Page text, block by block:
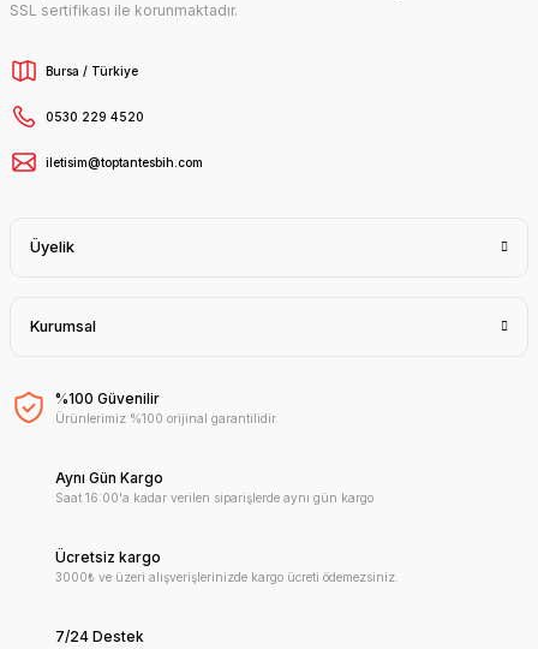
SSL sertifikası ile korunmaktadır.
Bursa / Türkiye
0530 229 4520
iletisim@toptantesbih.com
Üyelik
Kurumsal
%100 Güvenilir
Ürünlerimiz %100 orijinal garantilidir.
Aynı Gün Kargo
Saat 16:00'a kadar verilen siparişlerde aynı gün kargo
Ücretsiz kargo
3000₺ ve üzeri alışverişlerinizde kargo ücreti ödemezsiniz.
7/24 Destek